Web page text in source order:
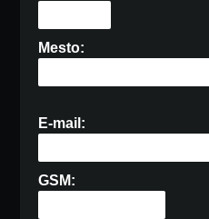
Mesto:
E-mail:
GSM: